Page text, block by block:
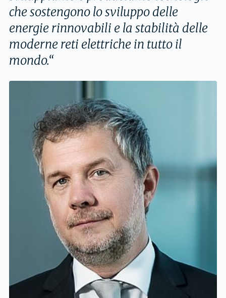
che sostengono lo sviluppo delle
energie rinnovabili e la stabilità delle
moderne reti elettriche in tutto il
mondo.“